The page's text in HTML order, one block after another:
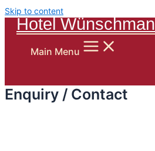
Skip to content
Hotel
Main Menu
Enquiry / Contact